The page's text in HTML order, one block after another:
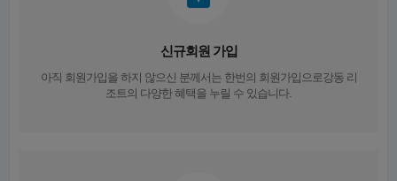
신규회원 가입
아직 회원가입을 하지 않으신 분께서는 한번의 회원가입으로강동 리
조트의 다양한 혜택을 누릴 수 있습니다.